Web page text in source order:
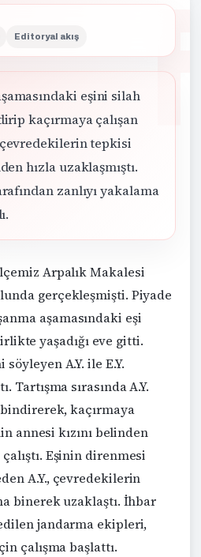
Editoryal akış
eşini silah
kaçırmaya çalışan
çevredekilerin tepkisi
hızla uzaklaşmıştı.
zanlıyı yakalama
Arpalık Makalesi
gerçekleşmişti. Piyade
aşamasındaki eşi
yaşadığı eve gitti.
A.Y. ile E.Y.
Tartışma sırasında A.Y.
kaçırmaya
annesi kızını belinden
Eşinin direnmesi
A.Y., çevredekilerin
binerek uzaklaştı. İhbar
jandarma ekipleri,
çalışma başlattı.